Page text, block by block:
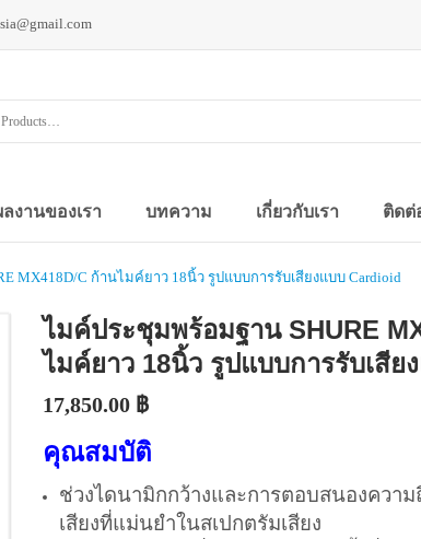
ลงานของเรา บทความ เกี่ยวกับเรา ติดต่
MX418D/C ก้านไมค์ยาว 18นิ้ว รูปแบบการรับเสียงแบบ Cardioid
ไมค์ประชุมพร้อมฐาน SHURE
ไมค์ยาว 18นิ้ว รูปแบบการรับเสีย
17,850.00 ฿
คุณสมบัติ
ช่วงไดนามิกกว้างและการตอบสนองความ
เสียงที่แม่นยำในสเปกตรัมเสียง